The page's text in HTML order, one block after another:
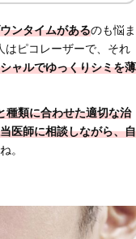
ンタイムがあるのも悩ま
はピコレーザーで、それ
ャルでゆっくりシミを薄
種類に合わせた適切な治
医師に相談しながら、自
。